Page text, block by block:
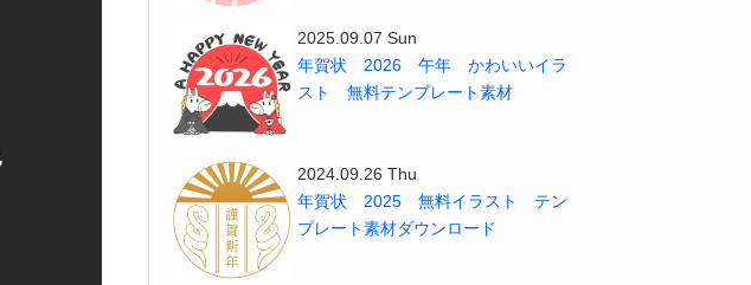
2025.09.07 Sun
年賀状 2026 午年 かわいいイラ
スト 無料テンプレート素材
2024.09.26 Thu
年賀状 2025 無料イラスト テン
プレート素材ダウンロード